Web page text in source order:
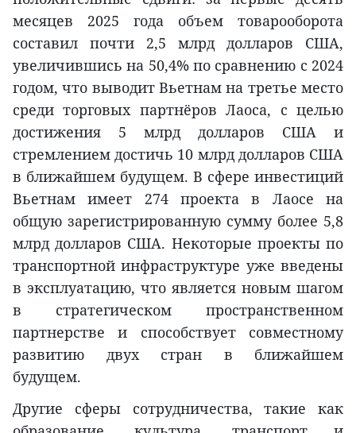
месяцев 2025 года объем товарооборота
составил почти 2,5 млрд долларов США,
увеличившись на 50,4% по сравнению с 2024
годом, что выводит Вьетнам на третье место
среди торговых партнёров Лаоса, с целью
достижения 5 млрд долларов США и
стремлением достичь 10 млрд долларов США
в ближайшем будущем. В сфере инвестиций
Вьетнам имеет 274 проекта в Лаосе на
общую зарегистрированную сумму более 5,8
млрд долларов США. Некоторые проекты по
транспортной инфраструктуре уже введены
в эксплуатацию, что является новым шагом
в стратегическом пространственном
партнерстве и способствует совместному
развитию двух стран в ближайшем
будущем.
Другие сферы сотрудничества, такие как